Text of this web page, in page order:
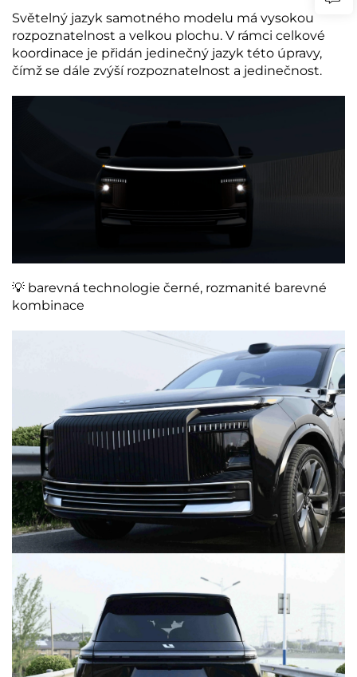
Světelný jazyk samotného modelu má vysokou
rozpoznatelnost a velkou plochu. V rámci celkové
koordinace je přidán jedinečný jazyk této úpravy,
čímž se dále zvýší rozpoznatelnost a jedinečnost.
💡 barevná technologie černé, rozmanité barevné
kombinace